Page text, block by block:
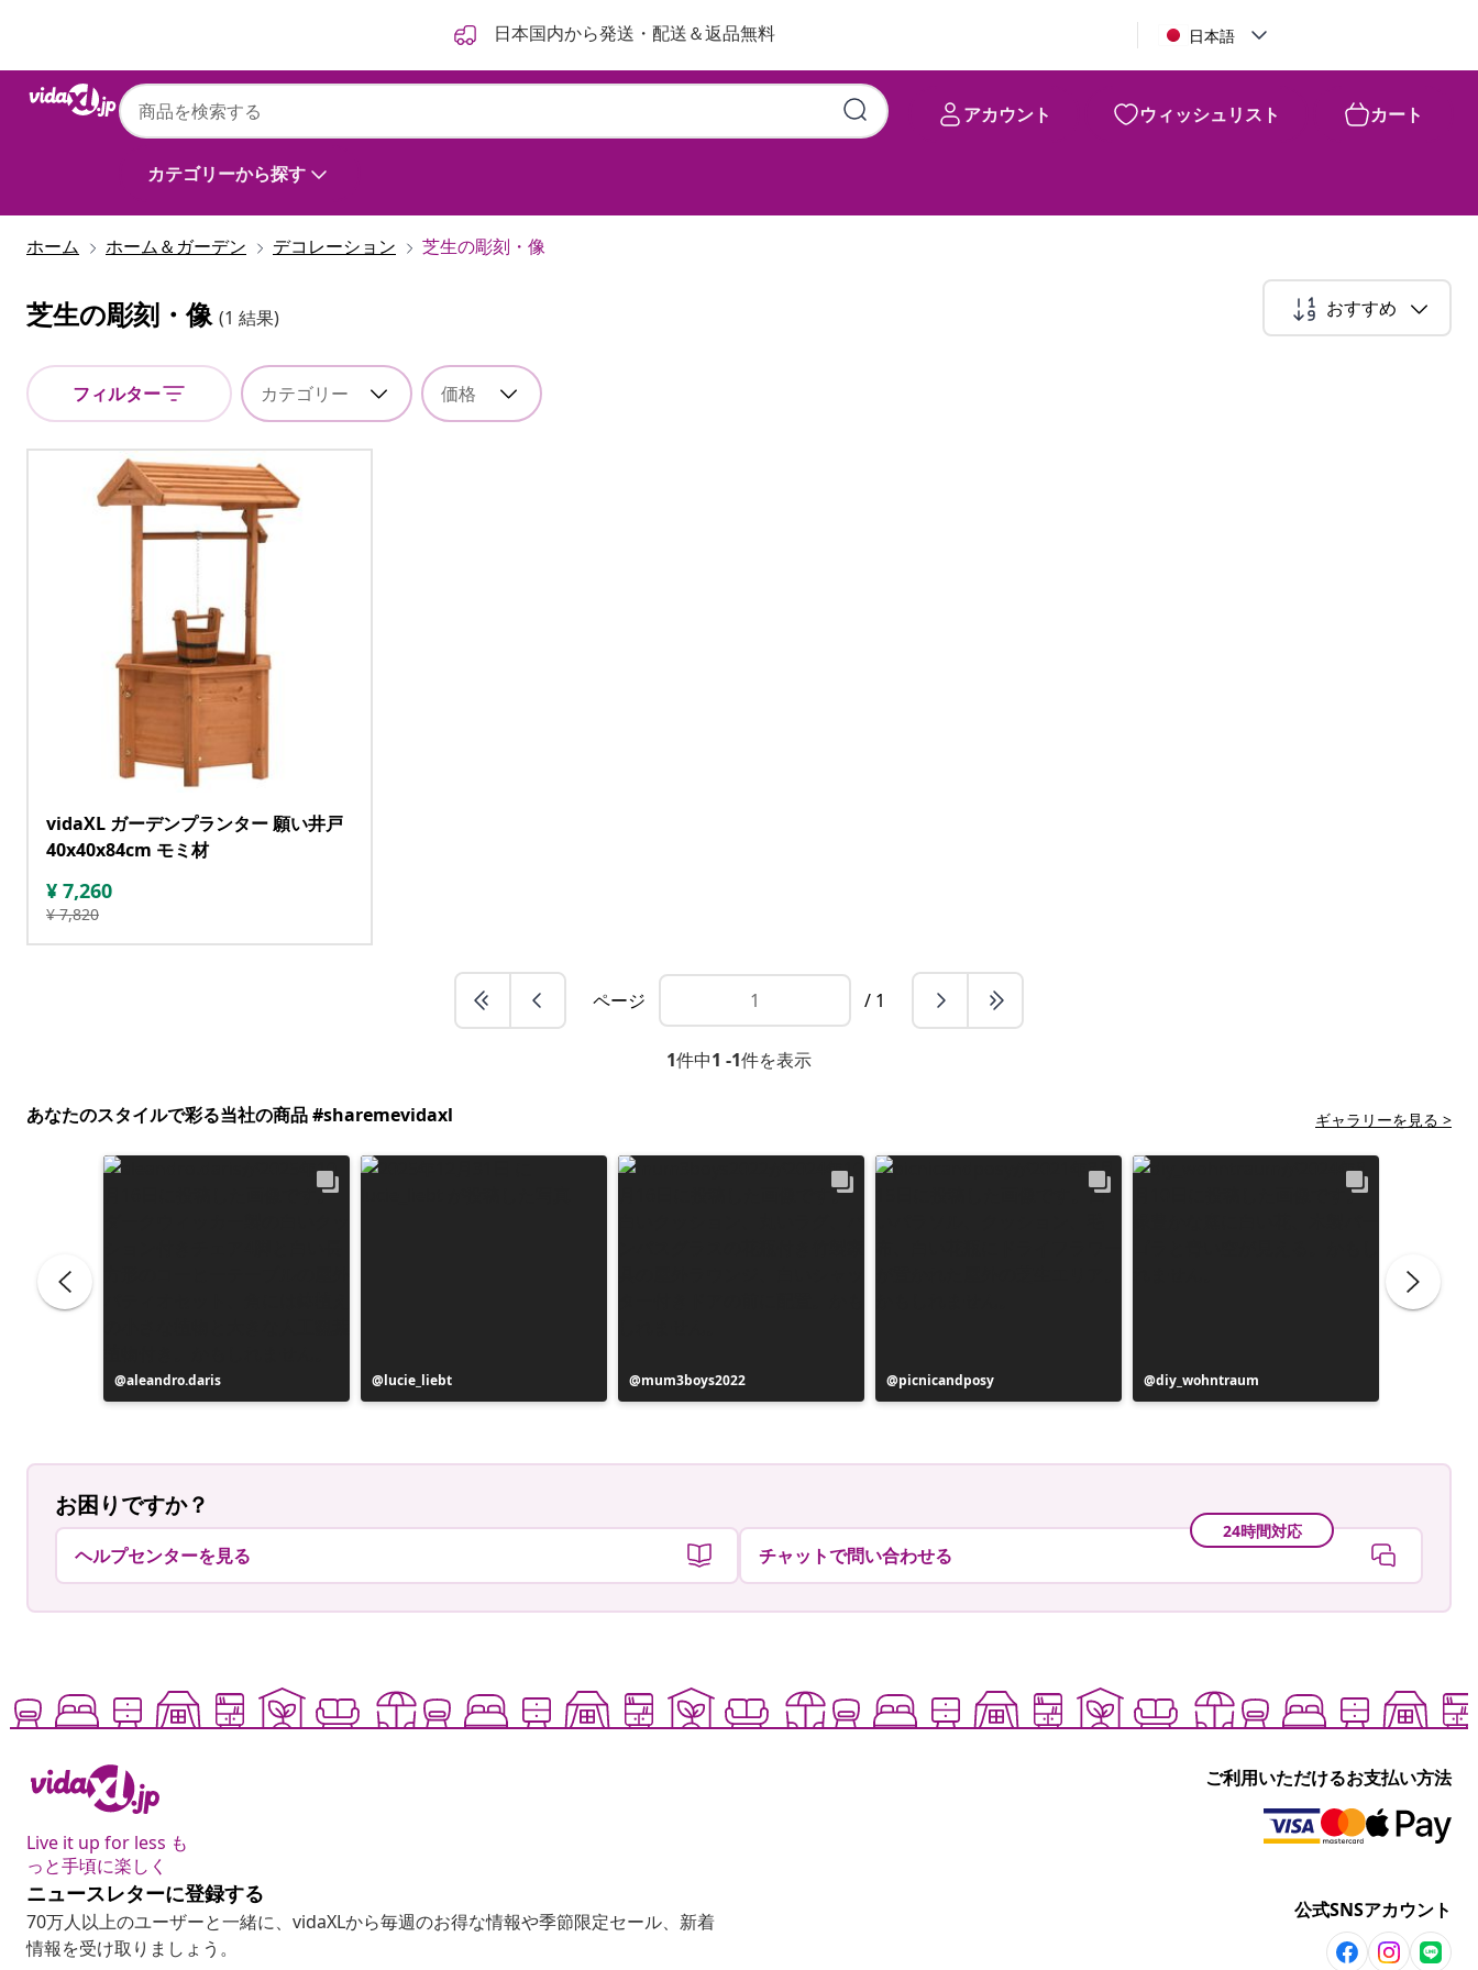
日本国内から発送・配送＆返品無料 日本語
カテゴリーから探す
アカウント ウィッシュリスト カート
ホーム ホーム＆ガーデン デコレーション 芝生の彫刻・像
芝生の彫刻・像 (1 結果) おすすめ
フィルター カテゴリー 価格
vidaXL ガーデンプランター 願い井戸
40x40x84cm モミ材
¥ 7,260
¥ 7,820
ページ / 1
1件中1 -1件を表示
あなたのスタイルで彩る当社の商品 #sharemevidaxl ギャラリーを見る >
投
稿
aleandro.daris
投
稿
lucie_liebt
投
稿
mum3boys2022
投
稿
picnicandposy
投
稿
diy_wohntraum
お困りですか？
ヘルプセンターを見る
24時間対応
チャットで問い合わせる
Live it up for less も
っと手頃に楽しく
ご利用いただけるお支払い方法
ニュースレターに登録する
70万人以上のユーザーと一緒に、vidaXLから毎週のお得な情報や季節限定セール、新着
情報を受け取りましょう。
公式SNSアカウント